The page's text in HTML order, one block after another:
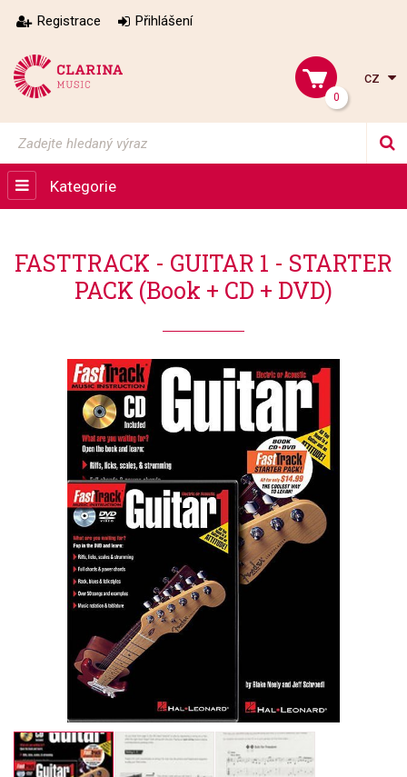
Registrace Přihlášení
0
cz
Kategorie
FASTTRACK - GUITAR 1 - STARTER
PACK (Book + CD + DVD)